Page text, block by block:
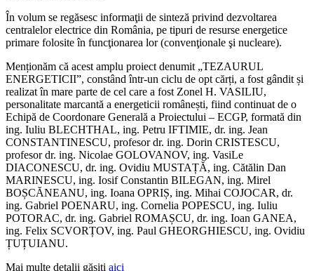
În volum se regăsesc informaţii de sinteză privind dezvoltarea
centralelor electrice din România, pe tipuri de resurse energetice
primare folosite în funcţionarea lor (convenţionale şi nucleare).
Menționăm că acest amplu proiect denumit „TEZAURUL
ENERGETICII”, constând într-un ciclu de opt cărți, a fost gândit și
realizat în mare parte de cel care a fost Zonel H. VASILIU,
personalitate marcantă a energeticii românești, fiind continuat de o
Echipă de Coordonare Generală a Proiectului – ECGP, formată din
ing. Iuliu BLECHTHAL, ing. Petru IFTIMIE, dr. ing. Jean
CONSTANTINESCU, profesor dr. ing. Dorin CRISTESCU,
profesor dr. ing. Nicolae GOLOVANOV, ing. VasiLe
DIACONESCU, dr. ing. Ovidiu MUSTAȚĂ, ing. Cătălin Dan
MARINESCU, ing. Iosif Constantin BILEGAN, ing. Mirel
BOȘCĂNEANU, ing. Ioana OPRIȘ, ing. Mihai COJOCAR, dr.
ing. Gabriel POENARU, ing. Cornelia POPESCU, ing. Iuliu
POTORAC, dr. ing. Gabriel ROMAȘCU, dr. ing. Ioan GANEA,
ing. Felix SCVORȚOV, ing. Paul GHEORGHIESCU, ing. Ovidiu
ȚUȚUIANU.
Mai multe detalii găsiți aici